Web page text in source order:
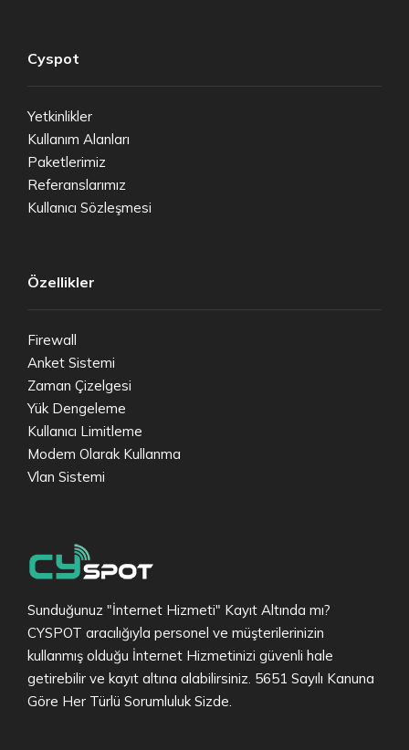
Cyspot
Yetkinlikler
Kullanım Alanları
Paketlerimiz
Referanslarımız
Kullanıcı Sözleşmesi
Özellikler
Firewall
Anket Sistemi
Zaman Çizelgesi
Yük Dengeleme
Kullanıcı Limitleme
Modem Olarak Kullanma
Vlan Sistemi
Sunduğunuz "İnternet Hizmeti" Kayıt Altında mı?
CYSPOT aracılığıyla personel ve müşterilerinizin
kullanmış olduğu İnternet Hizmetinizi güvenli hale
getirebilir ve kayıt altına alabilirsiniz. 5651 Sayılı Kanuna
Göre Her Türlü Sorumluluk Sizde.